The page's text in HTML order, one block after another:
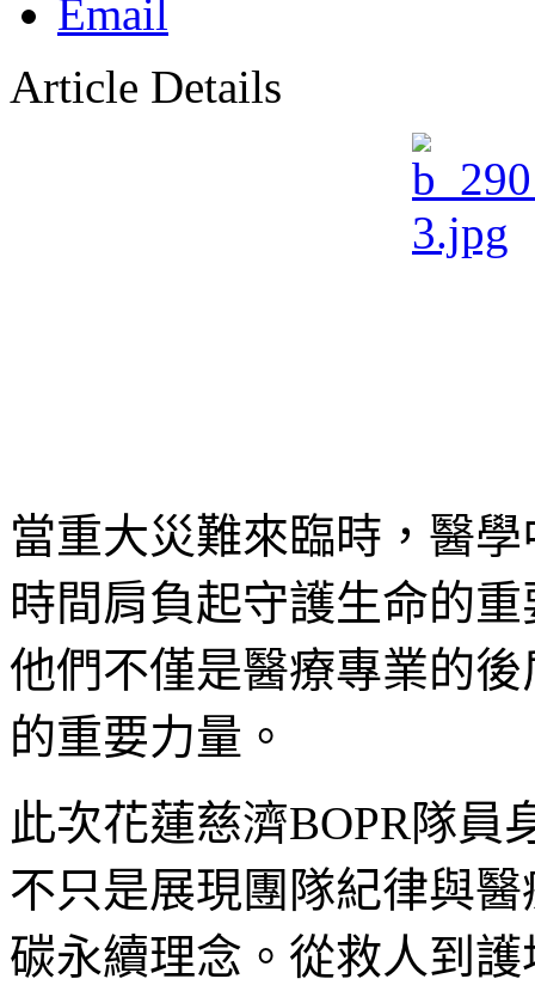
Article Details
當重大災難來臨時，醫
時間肩負起守護生命的
他們不僅是醫療專業的
的重要力量。
此次花蓮慈濟BOPR隊員
不只是展現團隊紀律與
碳永續理念。從救人到